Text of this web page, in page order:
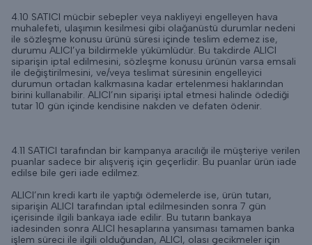
4.10 SATICI mücbir sebepler veya nakliyeyi engelleyen hava
muhalefeti, ulaşımın kesilmesi gibi olağanüstü durumlar nedeni
ile sözleşme konusu ürünü süresi içinde teslim edemez ise,
durumu ALICI’ya bildirmekle yükümlüdür. Bu takdirde ALICI
siparişin iptal edilmesini, sözleşme konusu ürünün varsa emsali
ile değiştirilmesini, ve/veya teslimat süresinin engelleyici
durumun ortadan kalkmasına kadar ertelenmesi haklarından
birini kullanabilir. ALICI’nın siparişi iptal etmesi halinde ödediği
tutar 10 gün içinde kendisine nakden ve defaten ödenir.
4.11 SATICI tarafından bir kampanya aracılığı ile müşteriye verilen
puanlar sadece bir alışveriş için geçerlidir. Bu puanlar ürün iade
edilse bile geri iade edilmez.
ALICI’nın kredi kartı ile yaptığı ödemelerde ise, ürün tutarı,
siparişin ALICI tarafından iptal edilmesinden sonra 7 gün
içerisinde ilgili bankaya iade edilir. Bu tutarın bankaya
iadesinden sonra ALICI hesaplarına yansıması tamamen banka
işlem süreci ile ilgili olduğundan, ALICI, olası gecikmeler için